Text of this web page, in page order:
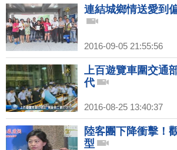
連結城鄉情送愛到
2016-09-05 21:55:56
上百遊覽車圍交通
代
2016-08-25 13:40:37
陸客團下降衝擊！
型